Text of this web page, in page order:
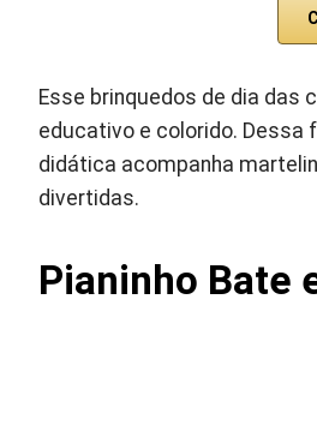
Esse brinquedos de dia das
educativo e colorido. Dessa
didática acompanha
divertidas.
Pianinho Bate